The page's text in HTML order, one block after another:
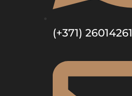
(+371) 26014261